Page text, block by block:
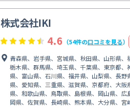
株式会社IKI
4.6 （54件の口コミを見る）
青森県、岩手県、宮城県、秋田県、山形県、
栃木県、群馬県、埼玉県、千葉県、東京都、
県、富山県、石川県、福井県、山梨県、長野
県、愛知県、三重県、滋賀県、京都府、大阪
県、和歌山県、鳥取県、島根県、岡山県、広
岡県、佐賀県、長崎県、熊本県、大分県、宮